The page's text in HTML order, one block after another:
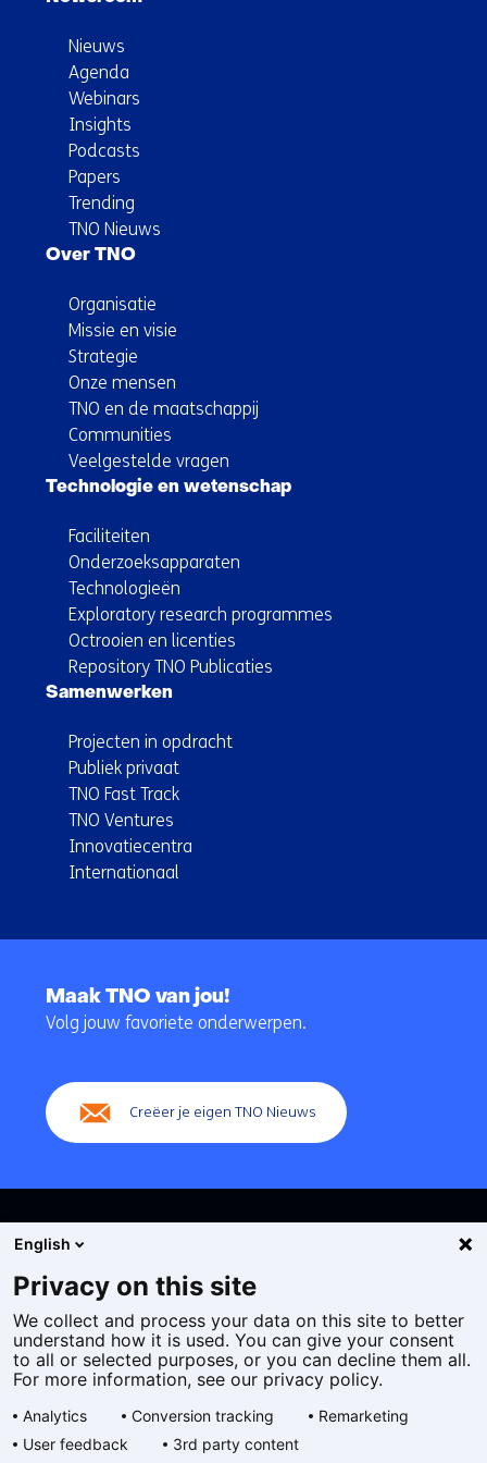
Nieuws
Agenda
Webinars
Insights
Podcasts
Papers
Trending
TNO Nieuws
Over TNO
Organisatie
Missie en visie
Strategie
Onze mensen
TNO en de maatschappij
Communities
Veelgestelde vragen
Technologie en wetenschap
Faciliteiten
Onderzoeksapparaten
Technologieën
Exploratory research programmes
Octrooien en licenties
Repository TNO Publicaties
Samenwerken
Projecten in opdracht
Publiek privaat
TNO Fast Track
TNO Ventures
Innovatiecentra
Internationaal
navigatie
Maak TNO van jou!
Volg jouw favoriete onderwerpen.
Creëer je eigen TNO Nieuws
Cookies
Privacy statement
Toegankelijkheid
Algemene voorwaarden
English
Privacy on this site
We collect and process your data on this site to better
understand how it is used. You can give your consent
to all or selected purposes, or you can decline them all.
For more information, see our privacy policy.
Analytics Conversion tracking
Remarketing
User feedback
3rd party content